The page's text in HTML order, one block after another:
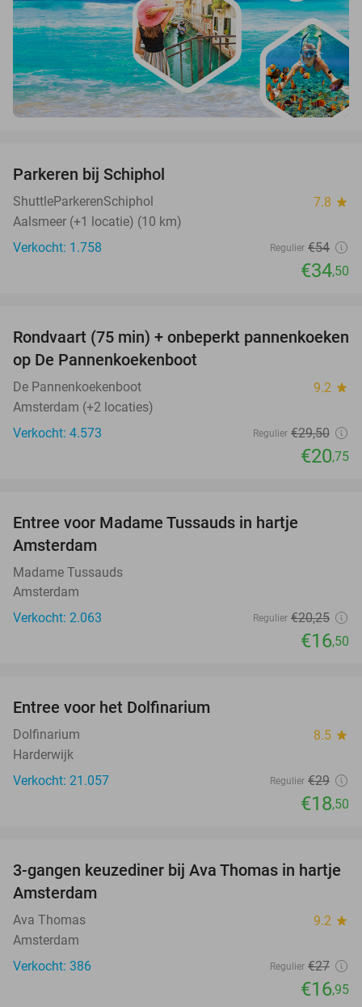
Parkeren bij Schiphol
ShuttleParkerenSchiphol 7.8 star
Aalsmeer (+1 locatie) (10 km)
Verkocht: 1.758
Regulier €54
€34,50
30%
Rondvaart (75 min) + onbeperkt pannenkoeken
op De Pannenkoekenboot
De Pannenkoekenboot 9.2 star
Amsterdam (+2 locaties)
Verkocht: 4.573
Regulier €29,50
€20,75
Entree voor Madame Tussauds in hartje
Amsterdam
Madame Tussauds
Amsterdam
Verkocht: 2.063
Regulier €20,25
€16,50
Entree voor het Dolfinarium
Dolfinarium 8.5 star
Harderwijk
Verkocht: 21.057
Regulier €29
€18,50
37%
3-gangen keuzediner bij Ava Thomas in hartje
Amsterdam
Ava Thomas 9.2 star
Amsterdam
Verkocht: 386
Regulier €27
€16,95